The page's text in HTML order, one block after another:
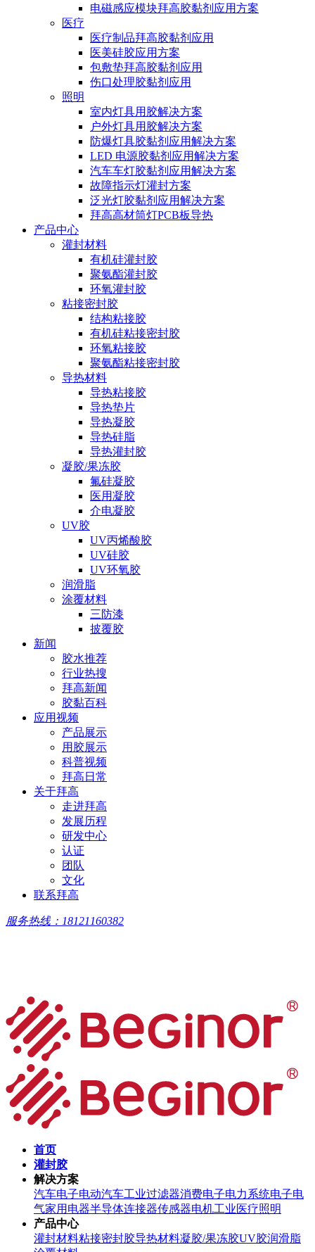
电磁感应模块拜高胶黏剂应用方案
医疗
医疗制品拜高胶黏剂应用
医美硅胶应用方案
包敷垫拜高胶黏剂应用
伤口处理胶黏剂应用
照明
室内灯具用胶解决方案
户外灯具用胶解决方案
防爆灯具胶黏剂应用解决方案
LED 电源胶黏剂应用解决方案
汽车车灯胶黏剂应用解决方案
故障指示灯灌封方案
泛光灯胶黏剂应用解决方案
拜高高材筒灯PCB板导热
产品中心
灌封材料
有机硅灌封胶
聚氨酯灌封胶
环氧灌封胶
粘接密封胶
结构粘接胶
有机硅粘接密封胶
环氧粘接胶
聚氨酯粘接密封胶
导热材料
导热粘接胶
导热垫片
导热凝胶
导热硅脂
导热灌封胶
凝胶/果冻胶
氟硅凝胶
医用凝胶
介电凝胶
UV胶
UV丙烯酸胶
UV硅胶
UV环氧胶
润滑脂
涂覆材料
三防漆
披覆胶
新闻
胶水推荐
行业热搜
拜高新闻
胶黏百科
应用视频
产品展示
用胶展示
科普视频
拜高日常
关于拜高
走进拜高
发展历程
研发中心
认证
团队
文化
联系拜高
服务热线：18121160382
首页
灌封胶
解决方案
汽车电子电动汽车工业过滤器消费电子电力系统电子电
气家用电器半导体连接器传感器电机工业医疗照明
产品中心
灌封材料粘接密封胶导热材料凝胶/果冻胶UV胶润滑脂